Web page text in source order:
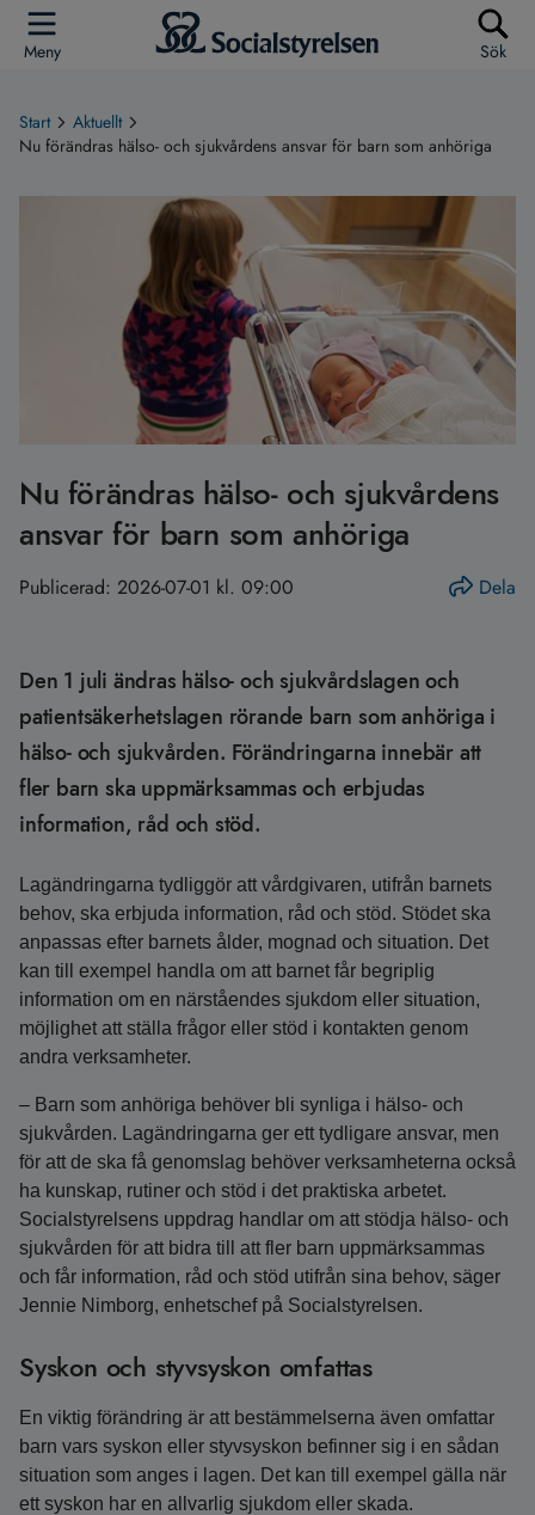
Meny Sök
Start
Aktuellt
Nu förändras hälso- och sjukvårdens ansvar för barn som anhöriga
Nu förändras hälso- och sjukvårdens
ansvar för barn som anhöriga
Publicerad: 2026-07-01 kl. 09:00 Dela
Den 1 juli ändras hälso- och sjukvårdslagen och
patientsäkerhetslagen rörande barn som anhöriga i
hälso- och sjukvården. Förändringarna innebär att
fler barn ska uppmärksammas och erbjudas
information, råd och stöd.
Lagändringarna tydliggör att vårdgivaren, utifrån barnets
behov, ska erbjuda information, råd och stöd. Stödet ska
anpassas efter barnets ålder, mognad och situation. Det
kan till exempel handla om att barnet får begriplig
information om en närståendes sjukdom eller situation,
möjlighet att ställa frågor eller stöd i kontakten genom
andra verksamheter.
– Barn som anhöriga behöver bli synliga i hälso- och
sjukvården. Lagändringarna ger ett tydligare ansvar, men
för att de ska få genomslag behöver verksamheterna också
ha kunskap, rutiner och stöd i det praktiska arbetet.
Socialstyrelsens uppdrag handlar om att stödja hälso- och
sjukvården för att bidra till att fler barn uppmärksammas
och får information, råd och stöd utifrån sina behov, säger
Jennie Nimborg, enhetschef på Socialstyrelsen.
Syskon och styvsyskon omfattas
En viktig förändring är att bestämmelserna även omfattar
barn vars syskon eller styvsyskon befinner sig i en sådan
situation som anges i lagen. Det kan till exempel gälla när
ett syskon har en allvarlig sjukdom eller skada.